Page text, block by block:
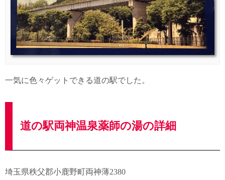
一気に色々ゲットできる道の駅でした。
道の駅両神温泉薬師の湯の詳細
埼玉県秩父郡小鹿野町両神薄2380